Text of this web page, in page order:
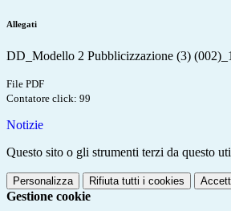
Allegati
DD_Modello 2 Pubblicizzazione (3)
File PDF
Contatore click: 99
Notizie
Questo sito o gli strumenti terzi da questo
Personalizza Rifiuta tutti i cookies
Gestione cookie